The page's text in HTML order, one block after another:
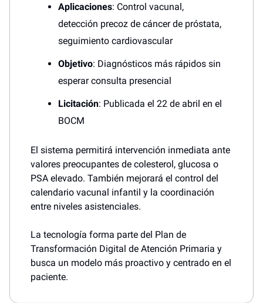
Aplicaciones: Control vacunal,
detección precoz de cáncer de próstata,
seguimiento cardiovascular
Objetivo: Diagnósticos más rápidos sin
esperar consulta presencial
Licitación: Publicada el 22 de abril en el
BOCM
El sistema permitirá intervención inmediata ante
valores preocupantes de colesterol, glucosa o
PSA elevado. También mejorará el control del
calendario vacunal infantil y la coordinación
entre niveles asistenciales.
La tecnología forma parte del Plan de
Transformación Digital de Atención Primaria y
busca un modelo más proactivo y centrado en el
paciente.